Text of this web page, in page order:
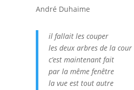
André Duhaime
il fallait les couper
les deux arbres de la cour
c’est maintenant fait
par la même fenêtre
la vue est tout autre